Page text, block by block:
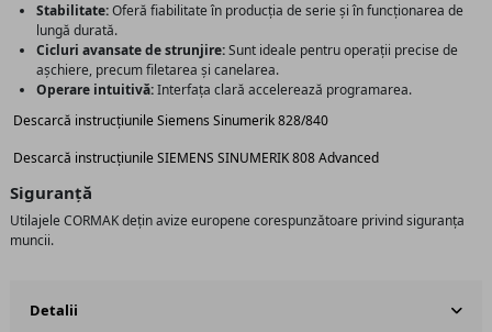
Stabilitate:Oferă fiabilitate în producția de serie și în funcționarea de
lungă durată.
Cicluri avansate de strunjire:Sunt ideale pentru operații precise de
așchiere, precum filetarea și canelarea.
Operare intuitivă:Interfața clară accelerează programarea.
Descarcă instrucțiunile Siemens Sinumerik 828/840
Descarcă instrucțiunile SIEMENS SINUMERIK 808 Advanced
Siguranță
Utilajele CORMAK dețin avize europene corespunzătoare privind siguranța
muncii.
Detalii